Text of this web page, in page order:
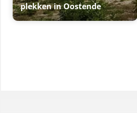
plekken in Oostende